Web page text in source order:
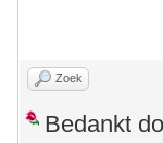
Zoek
Bedankt